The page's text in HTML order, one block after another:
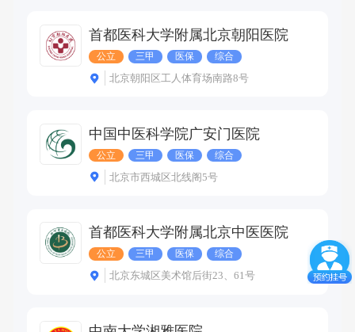
首都医科大学附属北京朝阳医院
公立 三甲 医保 综合
北京朝阳区工人体育场南路8号
中国中医科学院广安门医院
公立 三甲 医保 综合
北京市西城区北线阁5号
首都医科大学附属北京中医医院
公立 三甲 医保 综合
北京东城区美术馆后街23、61号